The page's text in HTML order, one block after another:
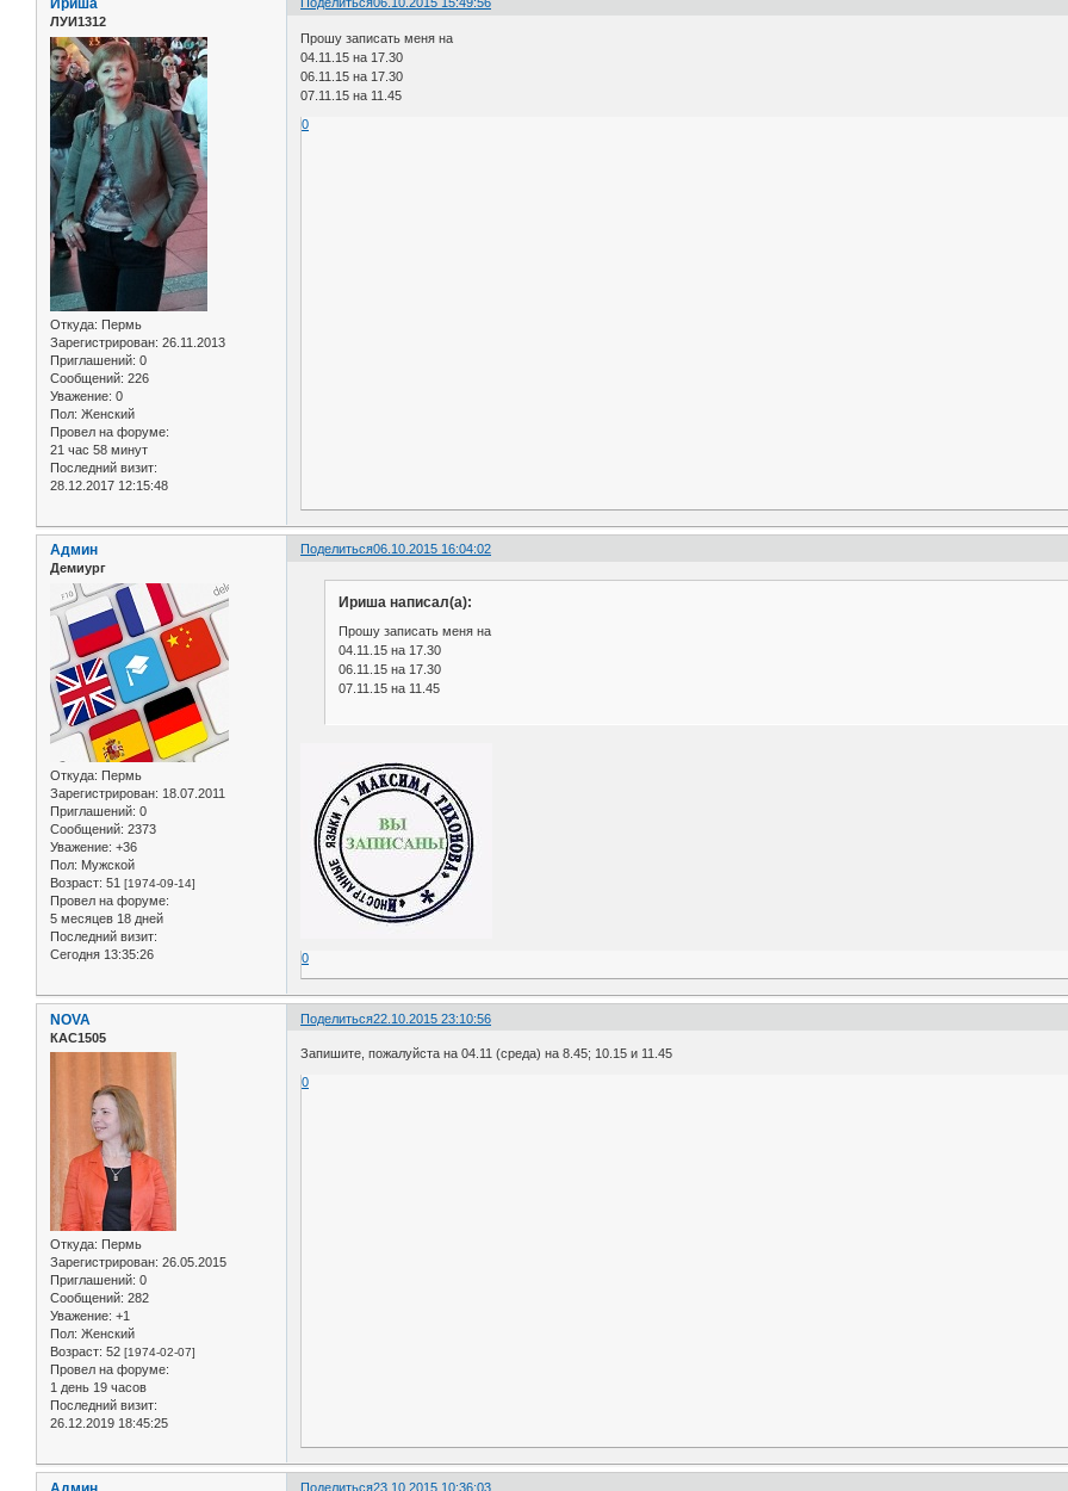
Ириша
ЛУИ1312
Откуда: Пермь
Зарегистрирован: 26.11.2013
Приглашений: 0
Сообщений: 226
Уважение: 0
Пол: Женский
Провел на форуме:
21 час 58 минут
Последний визит:
28.12.2017 12:15:48
Прошу записать меня на
04.11.15 на 17.30
06.11.15 на 17.30
07.11.15 на 11.45
0
Поделиться06.10.2015 16:04:02
Админ
Демиург
Откуда: Пермь
Зарегистрирован: 18.07.2011
Приглашений: 0
Сообщений: 2373
Уважение: +36
Пол: Мужской
Возраст: 51 [1974-09-14]
Провел на форуме:
5 месяцев 18 дней
Последний визит:
Сегодня 13:35:26
Ириша написал(а):
Прошу записать меня на
04.11.15 на 17.30
06.11.15 на 17.30
07.11.15 на 11.45
0
Поделиться22.10.2015 23:10:56
NOVA
КАС1505
Откуда: Пермь
Зарегистрирован: 26.05.2015
Приглашений: 0
Сообщений: 282
Уважение: +1
Пол: Женский
Возраст: 52 [1974-02-07]
Провел на форуме:
1 день 19 часов
Последний визит:
26.12.2019 18:45:25
Запишите, пожалуйста на 04.11 (среда) на 8.45; 10.15 и 11.45
0
Поделиться23.10.2015 10:36:03